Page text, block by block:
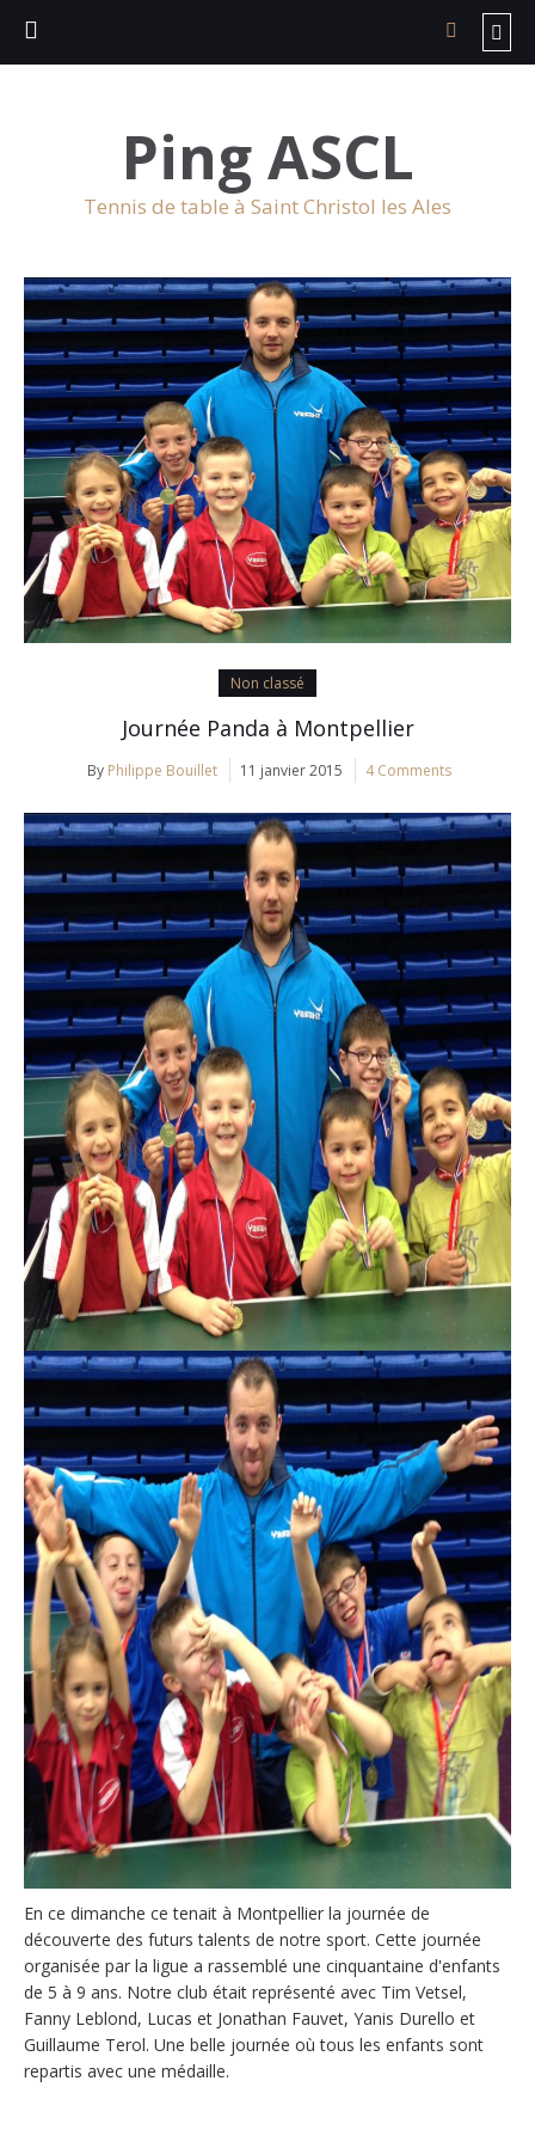
Ping ASCL
Tennis de table à Saint Christol les Ales
Non classé
Journée Panda à Montpellier
By Philippe Bouillet 11 janvier 2015 4 Comments
En ce dimanche ce tenait à Montpellier la journée de
découverte des futurs talents de notre sport. Cette journée
organisée par la ligue a rassemblé une cinquantaine d'enfants
de 5 à 9 ans. Notre club était représenté avec Tim Vetsel,
Fanny Leblond, Lucas et Jonathan Fauvet, Yanis Durello et
Guillaume Terol. Une belle journée où tous les enfants sont
repartis avec une médaille.